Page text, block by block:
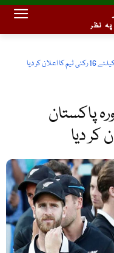
نظر
کر دیا
پاکستان